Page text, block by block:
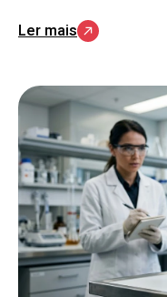
aspectos exclusivos
Ler mais